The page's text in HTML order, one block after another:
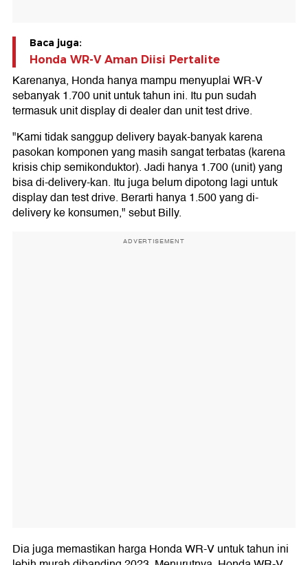
Baca juga:
Honda WR-V Aman Diisi Pertalite
Karenanya, Honda hanya mampu menyuplai WR-V
sebanyak 1.700 unit untuk tahun ini. Itu pun sudah
termasuk unit display di dealer dan unit test drive.
"Kami tidak sanggup delivery bayak-banyak karena
pasokan komponen yang masih sangat terbatas (karena
krisis chip semikonduktor). Jadi hanya 1.700 (unit) yang
bisa di-delivery-kan. Itu juga belum dipotong lagi untuk
display dan test drive. Berarti hanya 1.500 yang di-
delivery ke konsumen," sebut Billy.
ADVERTISEMENT
Dia juga memastikan harga Honda WR-V untuk tahun ini